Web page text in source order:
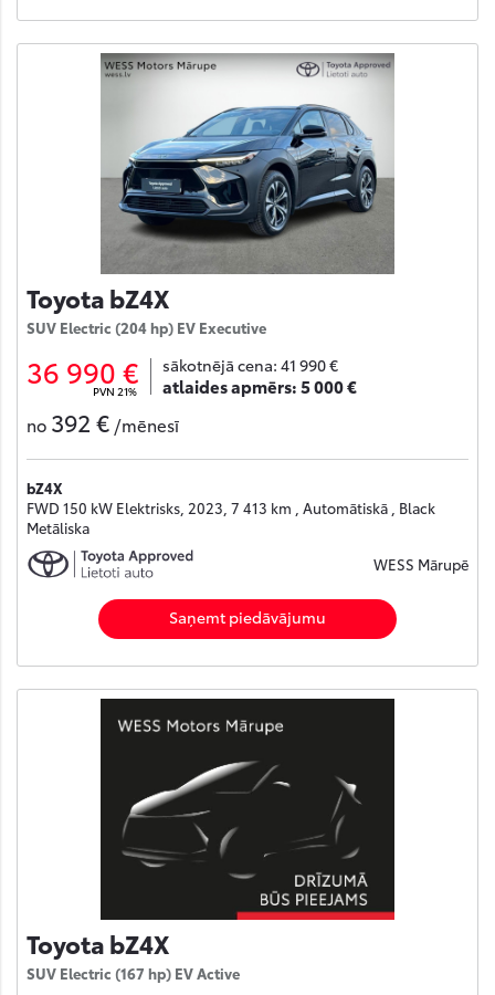
Toyota bZ4X
SUV Electric (204 hp) EV Executive
36 990 €
PVN 21%
sākotnējā cena: 41 990 €
atlaides apmērs:5 000 €
no 392 € /mēnesī
bZ4X
FWD 150 kW Elektrisks, 2023, 7 413 km , Automātiskā , Black
Metāliska
WESS Mārupē
Saņemt piedāvājumu
Toyota bZ4X
SUV Electric (167 hp) EV Active